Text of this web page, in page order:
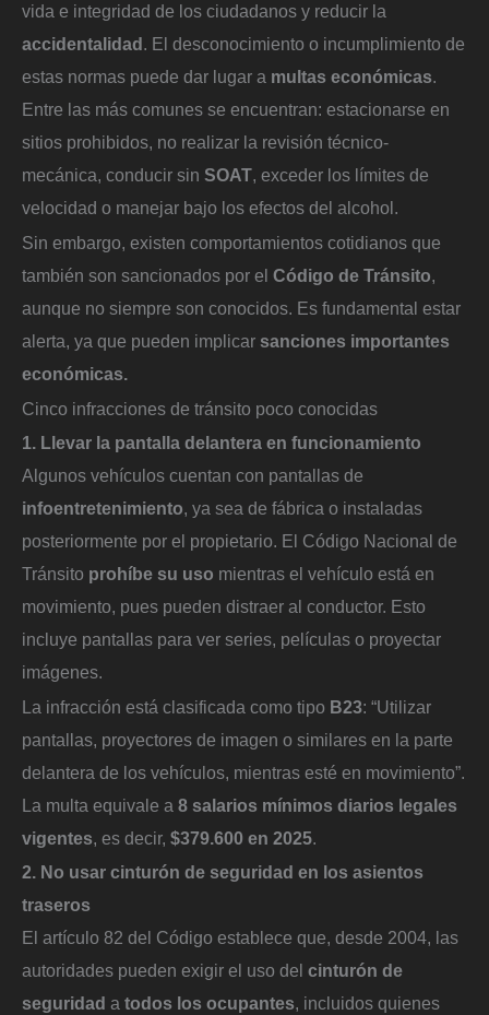
vida e integridad de los ciudadanos y reducir la
accidentalidad. El desconocimiento o incumplimiento de
estas normas puede dar lugar a multas económicas.
Entre las más comunes se encuentran: estacionarse en
sitios prohibidos, no realizar la revisión técnico-
mecánica, conducir sin SOAT, exceder los límites de
velocidad o manejar bajo los efectos del alcohol.
Sin embargo, existen comportamientos cotidianos que
también son sancionados por el Código de Tránsito,
aunque no siempre son conocidos. Es fundamental estar
alerta, ya que pueden implicar sanciones importantes
económicas.
Cinco infracciones de tránsito poco conocidas
1. Llevar la pantalla delantera en funcionamiento
Algunos vehículos cuentan con pantallas de
infoentretenimiento, ya sea de fábrica o instaladas
posteriormente por el propietario. El Código Nacional de
Tránsito prohíbe su uso mientras el vehículo está en
movimiento, pues pueden distraer al conductor. Esto
incluye pantallas para ver series, películas o proyectar
imágenes.
La infracción está clasificada como tipo B23: “Utilizar
pantallas, proyectores de imagen o similares en la parte
delantera de los vehículos, mientras esté en movimiento”.
La multa equivale a 8 salarios mínimos diarios legales
vigentes, es decir, $379.600 en 2025.
2. No usar cinturón de seguridad en los asientos
traseros
El artículo 82 del Código establece que, desde 2004, las
autoridades pueden exigir el uso del cinturón de
seguridad a todos los ocupantes, incluidos quienes